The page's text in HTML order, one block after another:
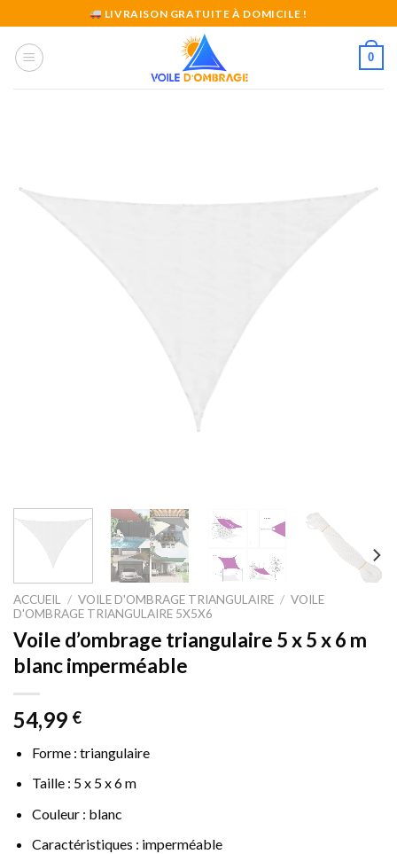
to
content
LIVRAISON GRATUITE À DOMICILE !
0
ACCUEIL / VOILE D'OMBRAGE TRIANGULAIRE / VOILE
D'OMBRAGE TRIANGULAIRE 5X5X6
Voile d’ombrage triangulaire 5 x 5 x 6 m
blanc imperméable
54,99 €
Forme : triangulaire
Taille : 5 x 5 x 6 m
Couleur : blanc
Caractéristiques : imperméable